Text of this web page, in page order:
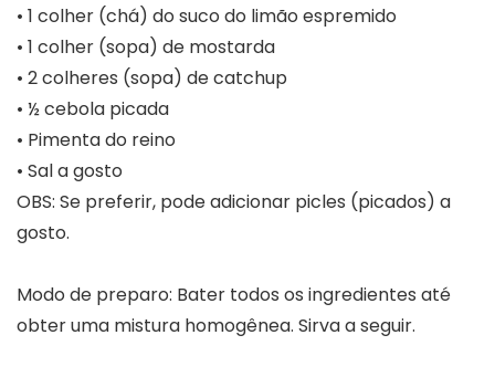
• 1 colher (chá) do suco do limão espremido
• 1 colher (sopa) de mostarda
• 2 colheres (sopa) de catchup
• ½ cebola picada
• Pimenta do reino
• Sal a gosto
OBS: Se preferir, pode adicionar picles (picados) a
gosto.
Modo de preparo: Bater todos os ingredientes até
obter uma mistura homogênea. Sirva a seguir.